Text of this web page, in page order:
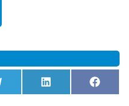
Compartir
en
e
Compartir
en
L
i
en
F
a